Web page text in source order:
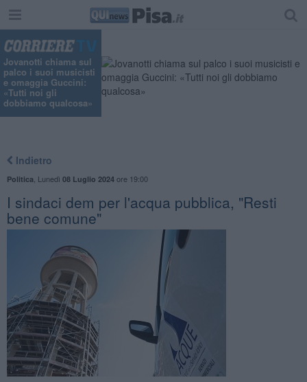
Jovanotti chiama sul
palco i suoi musicisti
e omaggia Guccini:
«Tutti noi gli
dobbiamo qualcosa»
Indietro
Politica Lunedì 08 Luglio 2024ore 19:00
I sindaci dem per l'acqua pubblica, "Resti
bene comune"